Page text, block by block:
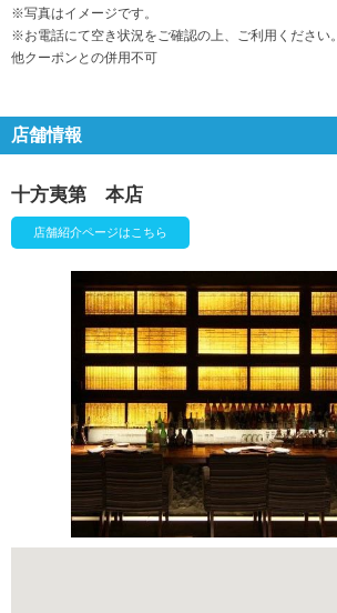
※写真はイメージです。
※お電話にて空き状況をご確認の上、ご利用ください。
他クーポンとの併用不可
店舗情報
十方夷第 本店
店舗紹介ページはこちら